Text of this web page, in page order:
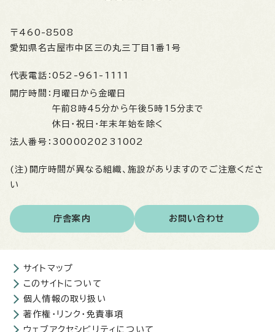
〒460-8508
愛知県名古屋市中区三の丸三丁目1番1号
代表電話： 052-961-1111
開庁時間： 月曜日から金曜日
午前8時45分から午後5時15分まで
休日・祝日・年末年始を除く
法人番号： 3000020231002
(注)開庁時間が異なる組織、施設がありますのでご注意くださ
い
庁舎案内 お問い合わせ
サイトマップ
このサイトについて
個人情報の取り扱い
著作権・リンク・免責事項
ウェブアクセシビリティについて